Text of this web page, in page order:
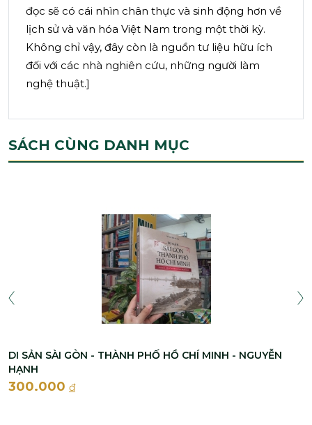
đọc sẽ có cái nhìn chân thực và sinh động hơn về
lịch sử và văn hóa Việt Nam trong một thời kỳ.
Không chỉ vậy, đây còn là nguồn tư liệu hữu ích
đối với các nhà nghiên cứu, những người làm
nghệ thuật.]
SÁCH CÙNG DANH MỤC
DI SẢN SÀI GÒN - THÀNH PHỐ HỒ CHÍ MINH - NGUYỄN
HẠNH
300.000 đ